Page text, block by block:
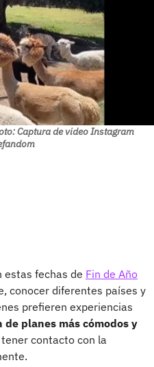
Captura de video Instagram
estas fechas de Fin de Año
conocer diferentes países y
prefieren experiencias
de planes más cómodos y
contacto con la